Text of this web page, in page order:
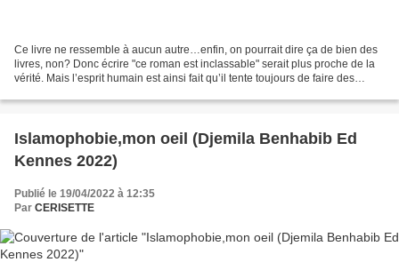
Ce livre ne ressemble à aucun autre…enfin, on pourrait dire ça de bien des
livres, non? Donc écrire "ce roman est inclassable" serait plus proche de la
vérité. Mais l’esprit humain est ainsi fait qu’il tente toujours de faire des
Islamophobie,mon oeil (Djemila Benhabib Ed
Kennes 2022)
Publié le 19/04/2022 à 12:35
Par CERISETTE